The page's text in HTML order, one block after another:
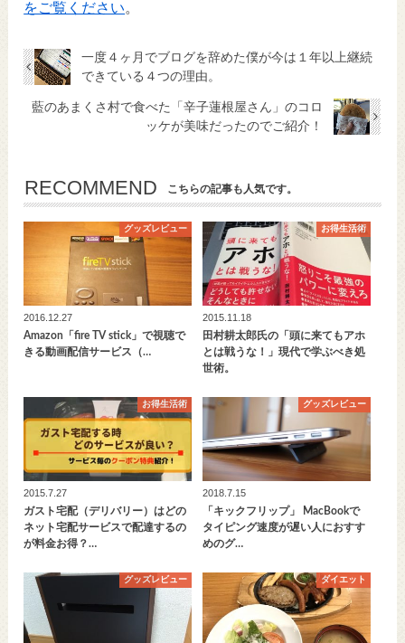
をご覧ください。
一度４ヶ月でブログを辞めた僕が今は１年以上継続
できている４つの理由。
藍のあまくさ村で食べた「辛子蓮根屋さん」のコロ
ッケが美味だったのでご紹介！
RECOMMEND こちらの記事も人気です。
グッズレビュー
2016.12.27
Amazon「fire TV stick」で視聴で
きる動画配信サービス（…
お得生活術
2015.11.18
田村耕太郎氏の「頭に来てもアホ
とは戦うな！」現代で学ぶべき処
世術。
お得生活術
2015.7.27
ガスト宅配（デリバリー）はどの
ネット宅配サービスで配達するの
が料金お得？…
グッズレビュー
2018.7.15
「キックフリップ」 MacBookで
タイピング速度が遅い人におすす
めのグ…
グッズレビュー ダイエット